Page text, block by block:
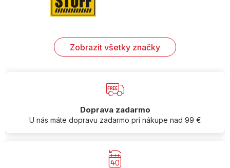
Zobrazit všetky značky
Doprava zadarmo
U nás máte dopravu zadarmo pri nákupe nad 99 €